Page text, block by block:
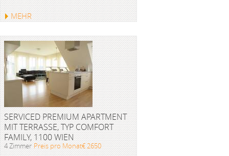
MEHR
SERVICED PREMIUM APARTMENT
MIT TERRASSE, TYP COMFORT
FAMILY, 1100 WIEN
4 Zimmer Preis pro Monat€ 2650